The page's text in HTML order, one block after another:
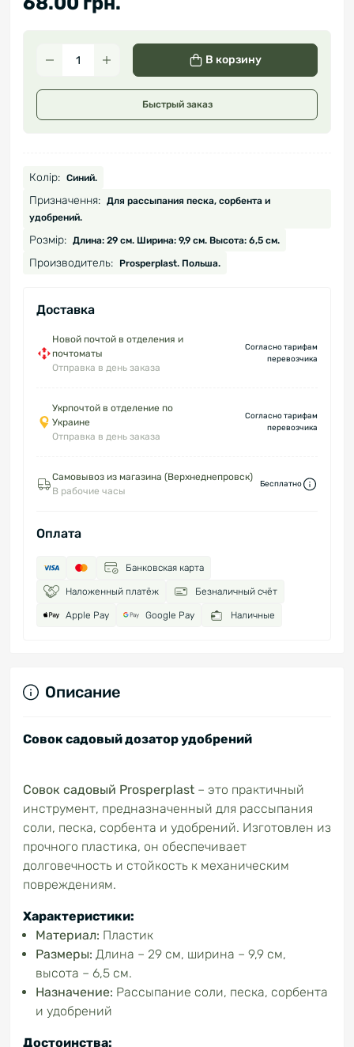
В корзину
Быстрый заказ
Колір: Синий.
Призначення: Для рассыпания песка, сорбента и
удобрений.
Розмір: Длина: 29 см. Ширина: 9,9 см. Высота: 6,5 см.
Производитель: Prosperplast. Польша.
Доставка
Новой почтой в отделения и
почтоматы
Отправка в день заказа
Согласно тарифам
перевозчика
Укрпочтой в отделение по
Украине
Отправка в день заказа
Согласно тарифам
перевозчика
Самовывоз из магазина (Верхнеднепровск)
В рабочие часы
Бесплатно
Оплата
Банковская карта
Наложенный платёж Безналичный счёт
Apple Pay Google Pay Наличные
Описание
Совок садовый дозатор удобрений
Совок садовый Prosperplast – это практичный
инструмент, предназначенный для рассыпания
соли, песка, сорбента и удобрений. Изготовлен из
прочного пластика, он обеспечивает
долговечность и стойкость к механическим
повреждениям.
Характеристики:
Материал: Пластик
Размеры: Длина – 29 см, ширина – 9,9 см,
высота – 6,5 см.
Назначение: Рассыпание соли, песка, сорбента
и удобрений
Достоинства: